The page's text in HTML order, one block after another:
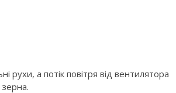
рухи, а потік повітря від вентилятора